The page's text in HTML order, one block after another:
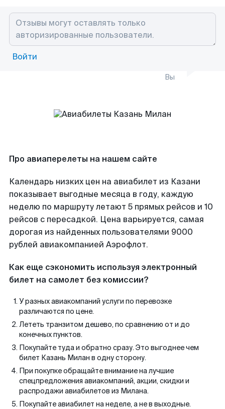
Войти
Вы
Про авиаперелеты на нашем сайте
Календарь низких цен на авиабилет из Казани
показывает выгодные месяца в году, каждую
неделю по маршруту летают 5 прямых рейсов и 10
рейсов с пересадкой. Цена варьируется, самая
дорогая из найденных пользователями 9000
рублей авиакомпанией Аэрофлот.
Как еще сэкономить используя электронный
билет на самолет без комиссии?
У разных авиакомпаний услуги по перевозке
различаются по цене.
Лететь транзитом дешево, по сравнению от и до
конечных пунктов.
Покупайте туда и обратно сразу. Это выгоднее чем
билет Казань Милан в одну сторону.
При покупке обращайте внимание на лучшие
спецпредложения авиакомпаний, акции, скидки и
распродажи авиабилетов из Милана.
Покупайте авиабилет на неделе, а не в выходные.